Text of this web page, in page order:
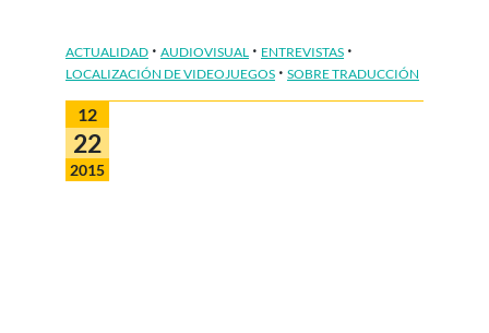
ACTUALIDAD · AUDIOVISUAL · ENTREVISTAS ·
LOCALIZACIÓN DE VIDEOJUEGOS · SOBRE TRADUCCIÓN
12
22
2015